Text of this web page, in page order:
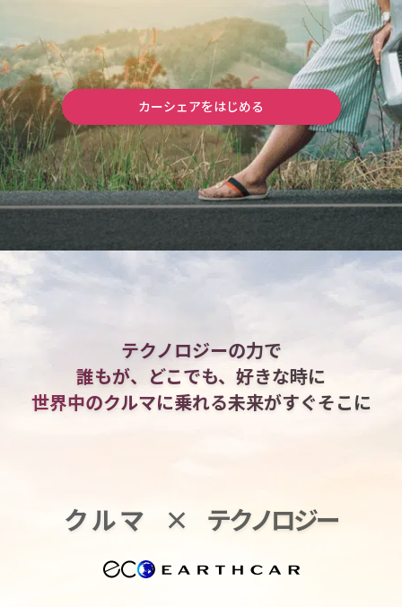
カーシェアをはじめる
テクノロジーの力で
誰もが、どこでも、好きな時に
世界中のクルマに乗れる未来がすぐそこに
クルマ × テクノロジー